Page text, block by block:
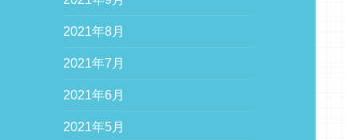
2021年8月
2021年7月
2021年6月
2021年5月